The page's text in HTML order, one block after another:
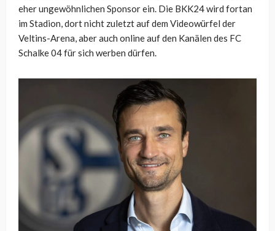
eher ungewöhnlichen Sponsor ein. Die BKK24 wird fortan
im Stadion, dort nicht zuletzt auf dem Videowürfel der
Veltins-Arena, aber auch online auf den Kanälen des FC
Schalke 04 für sich werben dürfen.